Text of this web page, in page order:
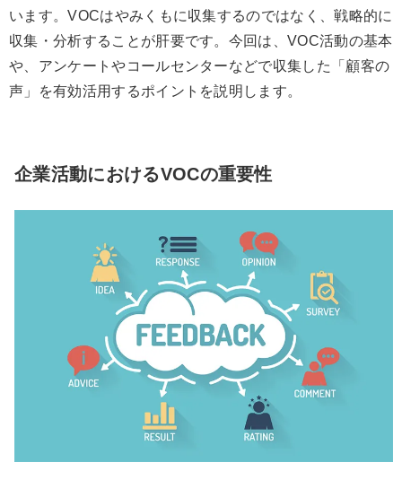
います。VOCはやみくもに収集するのではなく、戦略的に
収集・分析することが肝要です。今回は、VOC活動の基本
や、アンケートやコールセンターなどで収集した「顧客の
声」を有効活用するポイントを説明します。
企業活動におけるVOCの重要性